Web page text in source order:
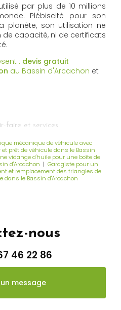
par plus de 10 millions
Plébiscité pour son
planète, son utilisation ne
de capacité, ni de certificats
: devis gratuit
au Bassin d'Arcachon et
faire et services
mécanique de véhicule avec
prêt de véhicule dans le Bassin
vidange d'huile pour une boîte de
d'Arcachon | Garagiste pour un
et remplacement des triangles de
dans le Bassin d'Arcachon
nous
46 22 86
message